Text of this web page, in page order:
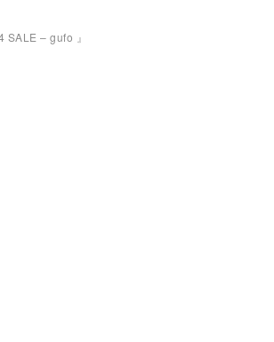
SALE – gufo 』